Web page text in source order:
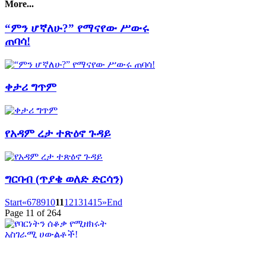
More...
“ምን ሆኛለሁ?” የማናየው ሥውሩ
ጠባሳ!
ቀታሪ ግጥም
የአዳም ረታ ተጽዕኖ ጉዳይ
ግርባብ (ጥያቄ ወለድ ድርሳን)
Start«6789101112131415»End
Page 11 of 264